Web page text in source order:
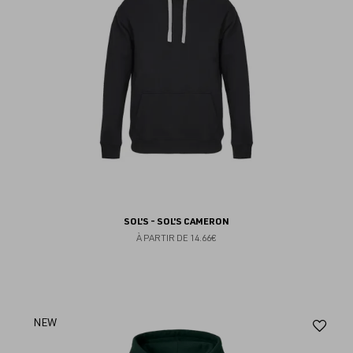
SOL'S - SOL'S CAMERON
À PARTIR DE 14.66€
NEW